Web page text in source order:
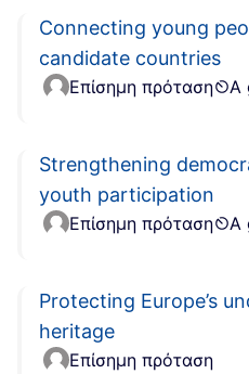
Connecting young
candidate countries
Επίσημη πρόταση A
Strengthening
youth participation
Επίσημη πρόταση A
Protecting Europe’s
heritage
Επίσημη πρόταση